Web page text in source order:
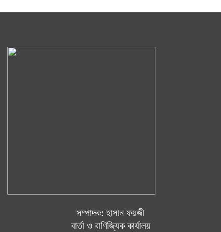
সম্পাদক: হাসান ফয়জী
বার্তা ও বাণিজ্যিক কার্যালয়